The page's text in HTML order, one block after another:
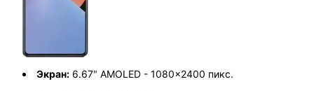
Экран: 6.67" AMOLED - 1080x2400 пикс.